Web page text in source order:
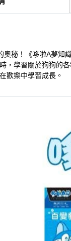
奧秘！《哆啦A夢
，學習關於狗狗的
歡樂中學習成長。